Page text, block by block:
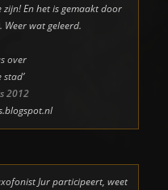
En het is gemaakt door
Weer wat geleerd.
over
stad’
2012
Jur participeert, weet